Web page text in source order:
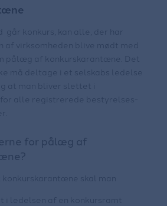
går konkurs, kan alle, der har
af virksomheden blive mødt med
pålæg af konkurskarantæne. Det
må deltage i et selskabs ledelse
at man bliver slettet i
for alle registrerede bestyrelses-
for pålæg af
konkurskarantæne skal man
ledelsen af en konkursramt